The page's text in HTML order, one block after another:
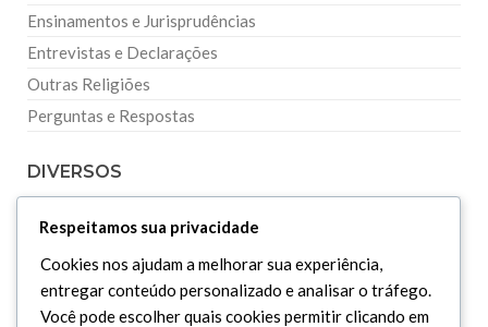
Ensinamentos e Jurisprudências
Entrevistas e Declarações
Outras Religiões
Perguntas e Respostas
DIVERSOS
Curiosidades
Dicionário Islâmico
Downloads
Respeitamos sua privacidade
Cookies nos ajudam a melhorar sua experiência,
entregar conteúdo personalizado e analisar o tráfego.
Você pode escolher quais cookies permitir clicando em